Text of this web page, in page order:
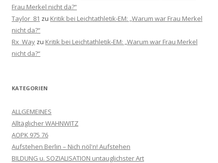
Frau Merkel nicht da?“
Taylor_81 zu Kritik bei Leichtathletik-EM: „Warum war Frau Merkel
nicht da?“
Rx_Way zu Kritik bei Leichtathletik-EM: „Warum war Frau Merkel
nicht da?“
KATEGORIEN
ALLGEMEINES
Alltäglicher WAHNWITZ
AOPK 975 76
Aufstehen Berlin – Nich nöl'n! Aufstehen
BILDUNG u. SOZIALISATION untauglichster Art